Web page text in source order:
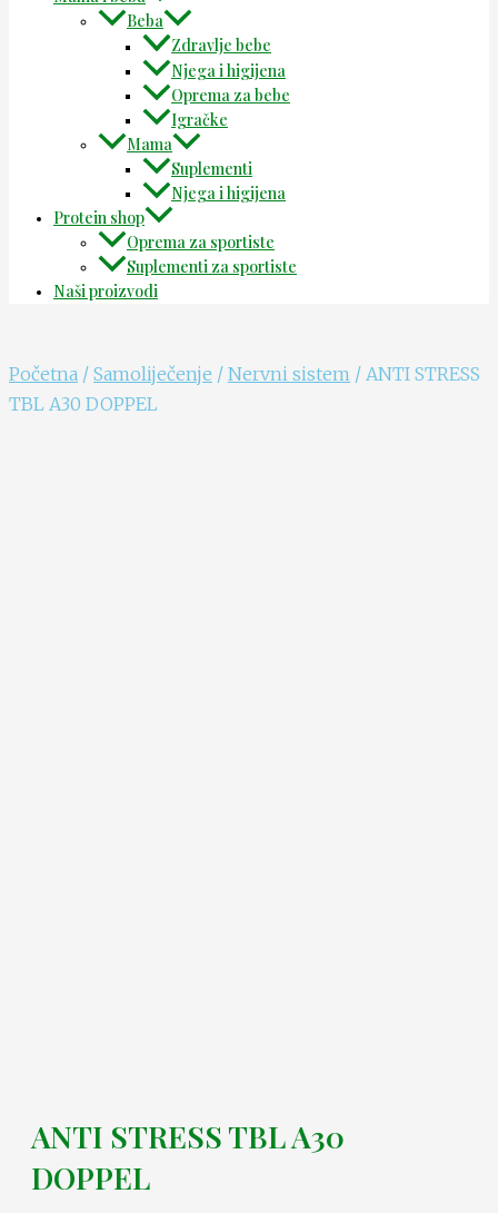
Beba
Zdravlje bebe
Njega i higijena
Oprema za bebe
Igračke
Mama
Suplementi
Njega i higijena
Protein shop
Oprema za sportiste
Suplementi za sportiste
Naši proizvodi
Početna / Samoliječenje / Nervni sistem / ANTI STRESS
TBL A30 DOPPEL
ANTI STRESS TBL A30
DOPPEL